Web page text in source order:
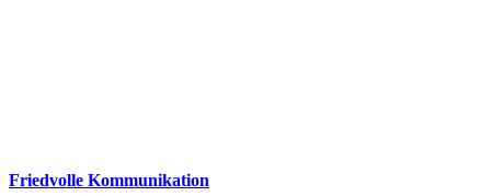
Friedvolle Kommunikation